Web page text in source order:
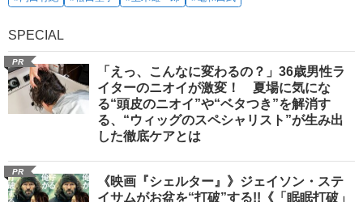
SPECIAL
PR
「えっ、こんなに変わるの？」36歳男性ラ
イターのニオイが激変！ 夏場に気にな
る“頭皮のニオイ”や“ベタつき”を解消す
る、“ウィッグのスペシャリスト”が生み出
した徹底ケアとは
PR
《映画『シェルター』》ジェイソン・ステ
イサムがお盆を“打破”する!!《「眠眠打破」